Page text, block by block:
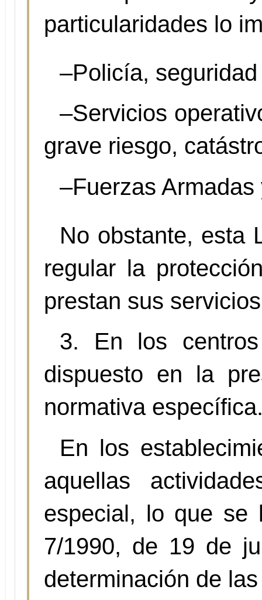
particularidades lo
–Policía,
–Servicios
grave riesgo,
–Fuerzas
No obstante, esta
regular la
prestan sus
3. En los
dispuesto en la
normativa
En los
aquellas
especial, lo que se
7/1990, de 19 de
determinación de